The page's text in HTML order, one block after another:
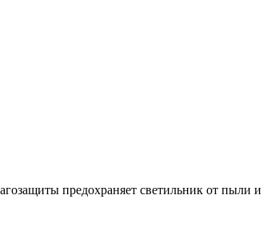
предохраняет светильник от пыли и